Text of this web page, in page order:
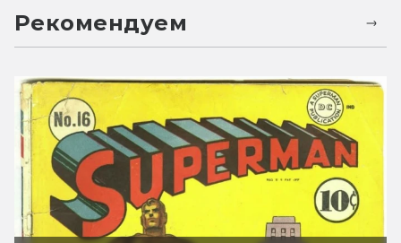
Рекомендуем